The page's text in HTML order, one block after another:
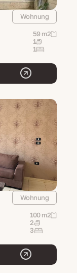
Wohnung
59 m2
1
1
Wohnung
100 m2
2
3